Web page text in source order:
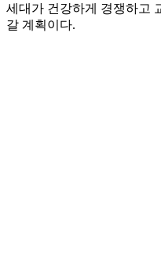
세대가 건강하게 경쟁하고
갈 계획이다.